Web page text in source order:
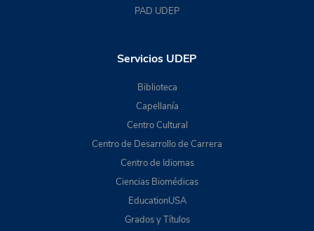
PAD UDEP
Servicios UDEP
Biblioteca
Capellanía
Centro Cultural
Centro de Desarrollo de Carrera
Centro de Idiomas
Ciencias Biomédicas
EducationUSA
Grados y Títulos